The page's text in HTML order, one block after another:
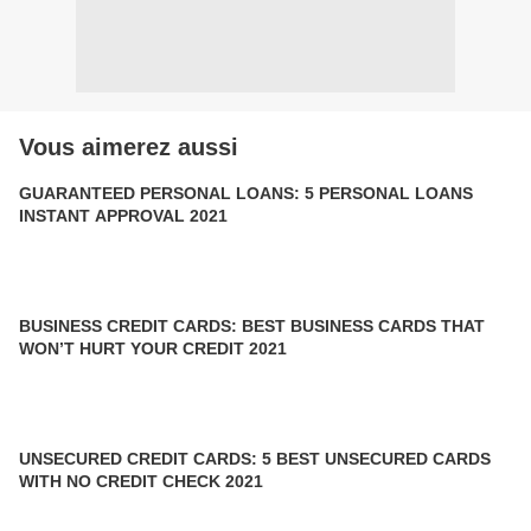
Vous aimerez aussi
GUARANTEED PERSONAL LOANS: 5 PERSONAL LOANS
INSTANT APPROVAL 2021
BUSINESS CREDIT CARDS: BEST BUSINESS CARDS THAT
WON’T HURT YOUR CREDIT 2021
UNSECURED CREDIT CARDS: 5 BEST UNSECURED CARDS
WITH NO CREDIT CHECK 2021